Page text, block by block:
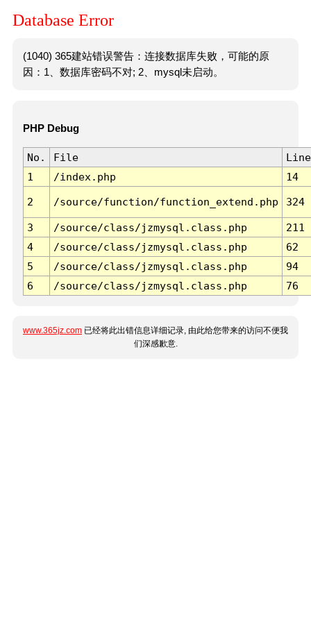
Database Error
(1040) 365建站错误警告：连接数据库失败，可能的原
因：1、数据库密码不对; 2、mysql未启动。
PHP Debug
No. File
Line
1
/index.php 14
2 /source/function/function_extend.php 324
3 /source/class/jzmysql.class.php
211
4
/source/class/jzmysql.class.php
62
5
/source/class/jzmysql.class.php
94
6
/source/class/jzmysql.class.php 76
www.365jz.com 已经将此出错信息详细记录, 由此给您带来的访问不便我
们深感歉意.